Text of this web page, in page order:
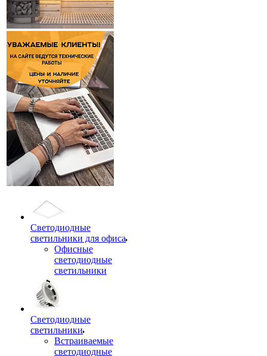
Светодиодные
светильники для офиса
Офисные
светодиодные
светильники
Светодиодные
светильники
Встраиваемые
светодиодные